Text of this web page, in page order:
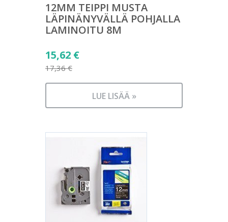
12MM TEIPPI MUSTA
LÄPINÄNYVÄLLÄ POHJALLA
LAMINOITU 8M
17,36€
Alkuperäinen
hinta
oli:
15,62 €
Nykyinen
on:
LUE LISÄÄ »